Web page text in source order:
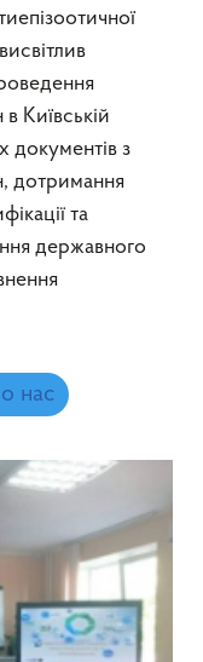
в Київській
документів з
дотримання
та
державного
нас